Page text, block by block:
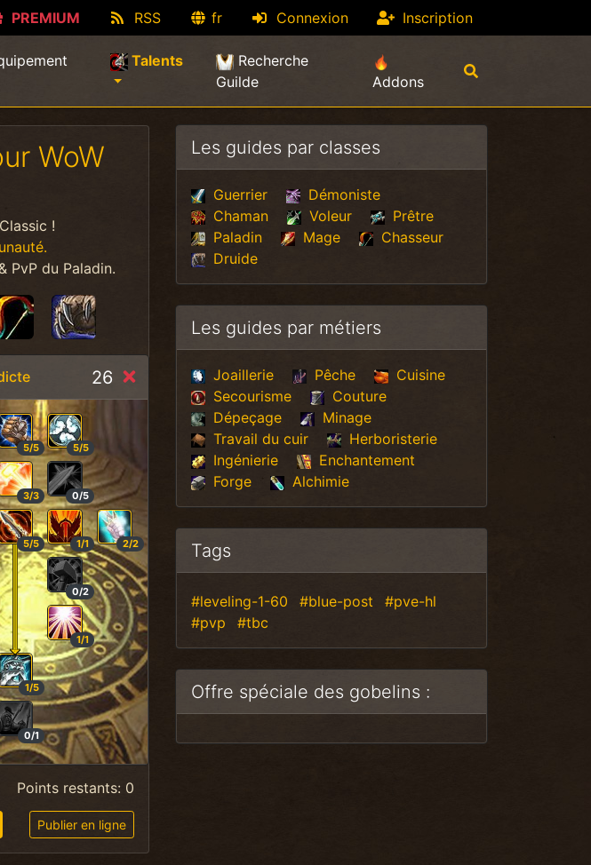
PREMIUM RSS fr Connexion Inscription
Talents(current)Recherche
Guilde
Addons
WoW
!
PvP du Paladin.
26
5/5 5/5
3/3 0/5
5/5 1/1 2/2
0/2
1/1
1/5
0/1
Points restants: 0
Publier en ligne
Les guides par classes
Guerrier
Démoniste
Chaman
Voleur
Prêtre
Paladin
Mage
Chasseur
Druide
Les guides par métiers
Joaillerie Pêche
Cuisine
Secourisme
Couture
Dépeçage
Minage
Travail du cuir
Herboristerie
Ingénierie
Enchantement
Forge
Alchimie
Tags
#leveling-1-60 #blue-post
#pve-hl
#pvp
#tbc
Offre spéciale des gobelins :